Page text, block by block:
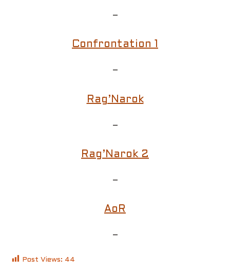
–
Confrontation 1
–
Rag’Narok
–
Rag’Narok 2
–
AoR
–
Post Views: 44